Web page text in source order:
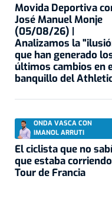
Movida Deportiva
José Manuel Monje
(05/08/26) |
Analizamos la
que han generado
últimos cambios en
banquillo del
ONDA VASCA CON
IMANOL ARRUTI
El ciclista que no
que estaba
Tour de Francia